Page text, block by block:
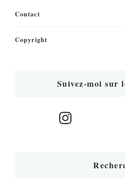
Contact
Copyright
Suivez-moi sur
Instagram